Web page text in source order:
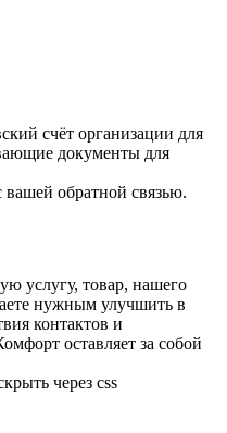
счёт организации для
документы для
обратной связью.
услугу, товар, нашего
нужным улучшить в
контактов и
оставляет за собой
через css